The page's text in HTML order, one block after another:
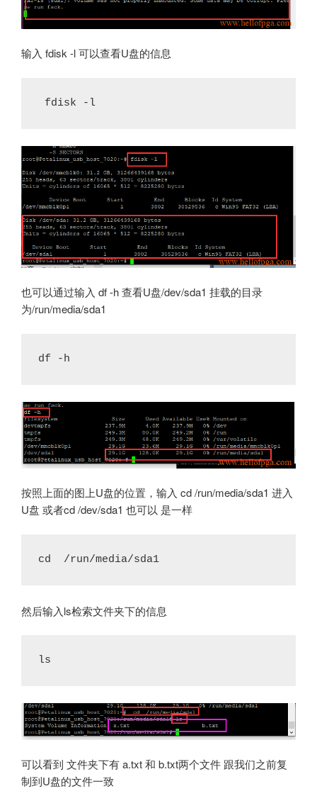
输入 fdisk -l 可以查看U盘的信息
fdisk -l
也可以通过输入 df -h 查看U盘/dev/sda1 挂载的目录
为/run/media/sda1
df -h
按照上面的图上U盘的位置，输入 cd /run/media/sda1 进入
U盘 或者cd /dev/sda1 也可以 是一样
cd  /run/media/sda1
然后输入ls检索文件夹下的信息
ls
可以看到 文件夹下有 a.txt 和 b.txt两个文件 跟我们之前复
制到U盘的文件一致